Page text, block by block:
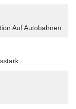
Auf Autobahnen